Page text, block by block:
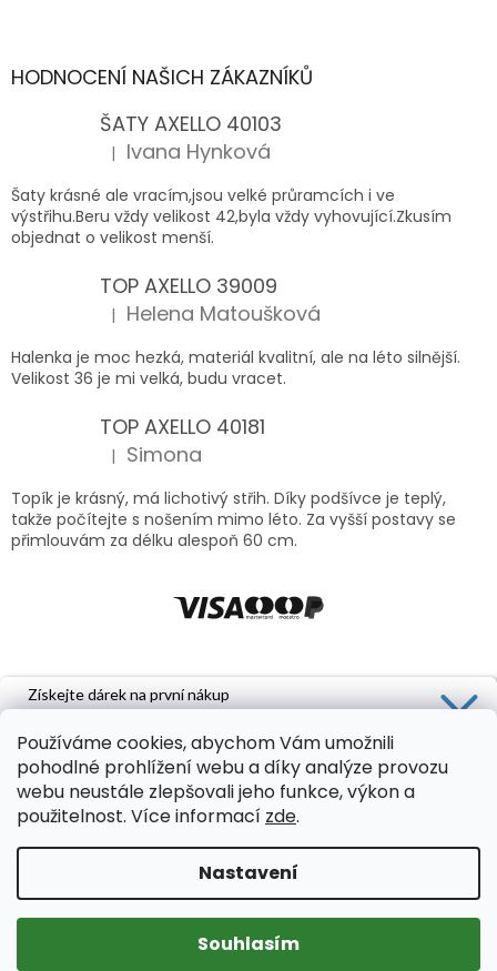
Používáme cookies, abychom Vám umožnili
pohodlné prohlížení webu a díky analýze provozu
webu neustále zlepšovali jeho funkce, výkon a
použitelnost. Více informací zde.
Nastavení
Souhlasím
HODNOCENÍ NAŠICH ZÁKAZNÍKŮ
ŠATY AXELLO 40103
Hodnocení produktu je 5 z 5 hvězdiček.
| Ivana Hynková
Šaty krásné ale vracím,jsou velké průramcích i ve
výstřihu.Beru vždy velikost 42,byla vždy vyhovující.Zkusím
objednat o velikost menší.
TOP AXELLO 39009
Hodnocení produktu je 5 z 5 hvězdiček.
| Helena Matoušková
Halenka je moc hezká, materiál kvalitní, ale na léto silnější.
Velikost 36 je mi velká, budu vracet.
TOP AXELLO 40181
Hodnocení produktu je 5 z 5 hvězdiček.
| Simona
Topík je krásný, má lichotivý střih. Díky podšívce je teplý,
takže počítejte s nošením mimo léto. Za vyšší postavy se
přimlouvám za délku alespoň 60 cm.
Vytvořil Shoptet
. Všechna práva vyhrazena.
nastavení cookies
Získejte dárek na první nákup
newsletteru a 5 % sleva je Vaše.
Souhlasím se zasíláním obchodních sdělení a se
zpracováním osobních údajů pro marketingové účely.
Získat dárek
Zásady zpracování osobních údajů